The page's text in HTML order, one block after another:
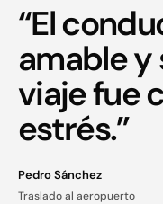
“El
amable y
viaje fue
estrés.”
Pedro Sánchez
Traslado al aeropuerto